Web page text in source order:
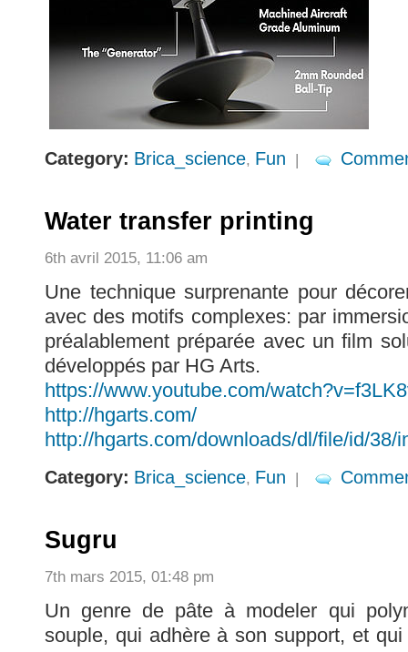
Category: Brica_science, Fun |
Water transfer printing
6th avril 2015, 11:06 am
Une technique surprenante pour
avec des motifs complexes: par
préalablement préparée avec un film
développés par HG Arts.
https://www.youtube.com/
http://hgarts.com/
http://hgarts.com/downloads/dl/file/id/38/
Category: Brica_science, Fun |
Sugru
7th mars 2015, 01:48 pm
Un genre de pâte à modeler qui
souple, qui adhère à son support, et